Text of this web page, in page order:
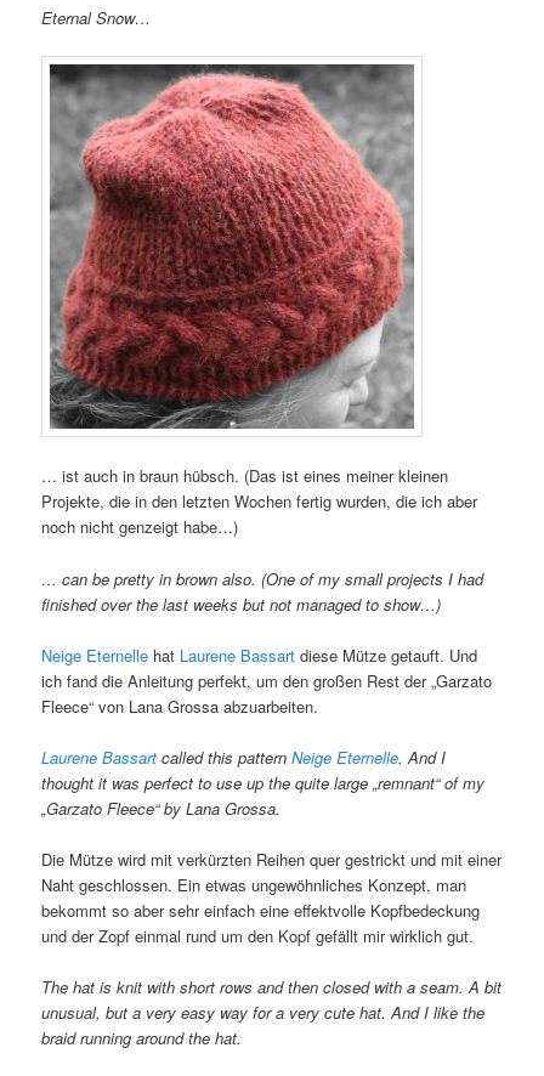
Eternal Snow…
… ist auch in braun hübsch. (Das ist eines meiner kleinen
Projekte, die in den letzten Wochen fertig wurden, die ich aber
noch nicht genzeigt habe…)
… can be pretty in brown also. (One of my small projects I had
finished over the last weeks but not managed to show…)
Neige Eternelle hat Laurene Bassart diese Mütze getauft. Und
ich fand die Anleitung perfekt, um den großen Rest der „Garzato
Fleece“ von Lana Grossa abzuarbeiten.
Laurene Bassart called this patternNeige Eternelle. And I
thought it was perfect to use up the quite large „remnant“ of my
„Garzato Fleece“ by Lana Grossa.
Die Mütze wird mit verkürzten Reihen quer gestrickt und mit einer
Naht geschlossen. Ein etwas ungewöhnliches Konzept, man
bekommt so aber sehr einfach eine effektvolle Kopfbedeckung
und der Zopf einmal rund um den Kopf gefällt mir wirklich gut.
The hat is knit with short rows and then closed with a seam. A bit
unusual, but a very easy way for a very cute hat. And I like the
braid running around the hat.